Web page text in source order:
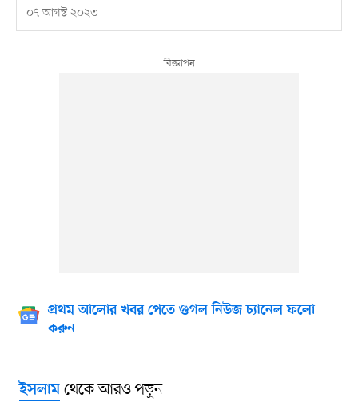
০৭ আগস্ট ২০২৩
প্রথম আলোর খবর পেতে গুগল নিউজ চ্যানেল ফলো
করুন
ইসলামথেকে আরও পড়ুন